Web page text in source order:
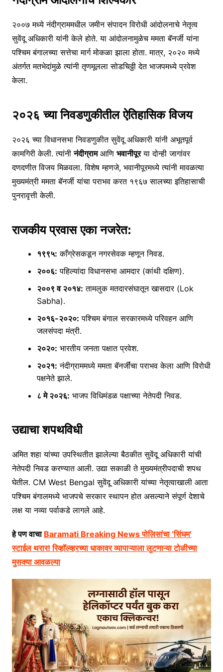
२००७ मध्ये नंदीग्राममधील जमीन संपादन विरोधी आंदोलनाचे नेतृत्व
सुवेंदू अधिकारी यांनी केले होते. या आंदोलनामुळेच ममता बॅनर्जी यांना
पश्चिम बंगालच्या सत्तेचा मार्ग मोकळा झाला होता. मात्र, २०२० मध्ये
अंतर्गत मतभेदांमुळे त्यांनी तृणमूलला सोडचिठ्ठी देत भाजपमध्ये प्रवेश
केला.
२०२६ च्या निवडणुकीतील ऐतिहासिक विजय
२०२६ च्या विधानसभा निवडणुकीत सुवेंदू अधिकारी यांनी अभूतपूर्व
कामगिरी केली. त्यांनीनंदीग्रामआणि भवानीपूरया दोन्ही जागांवर
दणदणीत विजय मिळवला. विशेष म्हणजे, भवानीपूरमध्ये त्यांनी मावळत्या
मुख्यमंत्री ममता बॅनर्जी यांचा पराभव करत १९६७ सालच्या इतिहासाची
पुनरावृत्ती केली.
राजकीय प्रवास एका नजरेत:
१९९५: काँग्रेसकडून नगरसेवक म्हणून निवड.
२००६: पहिल्यांदा विधानसभा आमदार (कांथी दक्षिण).
२००९ व २०१४: तामलुक मतदारसंघातून खासदार (Lok
Sabha).
२०१६-२०२०: पश्चिम बंगाल सरकारमध्ये परिवहन आणि
जलसंपदा मंत्री.
२०२०: भारतीय जनता पक्षात प्रवेश.
२०२१: नंदीग्राममध्ये ममता बॅनर्जींचा पराभव केला आणि विरोधी
पक्षनेते झाले.
८ मे २०२६: भाजप विधिमंडळ पक्षाच्या नेतेपदी निवड.
उद्याचा शपथविधी
अमित शहा यांच्या उपस्थितीत झालेल्या बैठकीत सुवेंदू अधिकारी यांची
नेतेपदी निवड करण्यात आली. उद्या सकाळी ते मुख्यमंत्रीपदाची शपथ
घेतील. CM West Bengal सुवेंदू अधिकारी यांच्या नेतृत्वाखाली आता
पश्चिम बंगालमध्ये भाजपचे सरकार स्थापन होत असल्याने संपूर्ण देशाचे
लक्ष या नव्या पर्वाकडे लागले आहे.
हे पण वाचा Baramati Breaking News पोलिसांचा ‘सिंघम’
स्टाईल थरार! रिव्हॉल्व्हरच्या धाकावर व्यापाऱ्याला लुटणाऱ्या टोळीच्या
मुसक्या आवळल्या